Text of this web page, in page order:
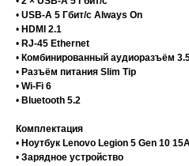
• USB-A 5 Гбит/с Always On
• HDMI 2.1
• RJ-45 Ethernet
• Комбинированный аудиоразъём
• Разъём питания Slim Tip
• Wi-Fi 6
• Bluetooth 5.2
Комплектация
• Ноутбук Lenovo Legion 5 Gen 10
• Зарядное устройство